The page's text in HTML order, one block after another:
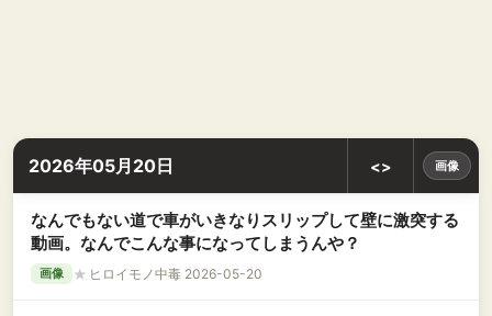
2026年05月20日 <> 画像
なんでもない道で車がいきなりスリップして壁に激突する
動画。なんでこんな事になってしまうんや？
画像 ★ ヒロイモノ中毒 2026-05-20